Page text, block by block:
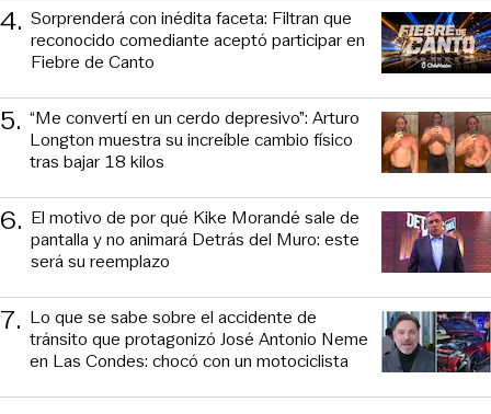
4. Sorprenderá con inédita faceta: Filtran que
reconocido comediante aceptó participar en
Fiebre de Canto
5. “Me convertí en un cerdo depresivo”: Arturo
Longton muestra su increíble cambio físico
tras bajar 18 kilos
6. El motivo de por qué Kike Morandé sale de
pantalla y no animará Detrás del Muro: este
será su reemplazo
7. Lo que se sabe sobre el accidente de
tránsito que protagonizó José Antonio Neme
en Las Condes: chocó con un motociclista